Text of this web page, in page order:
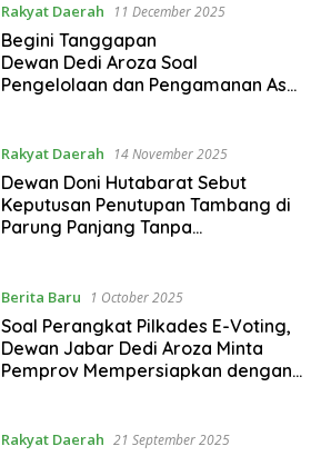
Rakyat Daerah 11 December 2025
Begini Tanggapan
Dewan Dedi Aroza Soal
Pengelolaan dan Pengamanan Aset
Rakyat Daerah 14 November 2025
Dewan Doni Hutabarat Sebut
Keputusan Penutupan Tambang di
Parung Panjang Tanpa
Berita Baru 1 October 2025
Soal Perangkat Pilkades E-Voting,
Dewan Jabar Dedi Aroza Minta
Pemprov Mempersiapkan dengan
Rakyat Daerah 21 September 2025